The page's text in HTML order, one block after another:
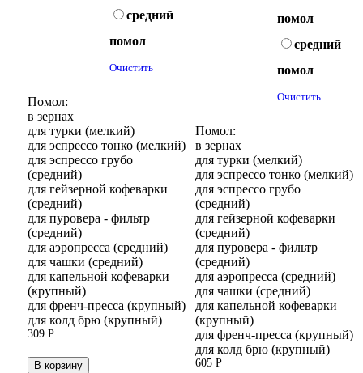
помол
средний
помол
Очистить
Помол:
в зернах
для турки (мелкий)
для эспрессо тонко (мелкий)
для эспрессо грубо
(средний)
для гейзерной кофеварки
(средний)
для пуровера - фильтр
(средний)
для аэропресса (средний)
для чашки (средний)
для капельной кофеварки
(крупный)
для френч-пресса (крупный)
для колд брю (крупный)
605 Р
средний
помол
Очистить
Помол:
в зернах
для турки (мелкий)
для эспрессо тонко (мелкий)
для эспрессо грубо
(средний)
для гейзерной кофеварки
(средний)
для пуровера - фильтр
(средний)
для аэропресса (средний)
для чашки (средний)
для капельной кофеварки
(крупный)
для френч-пресса (крупный)
для колд брю (крупный)
309 Р
В корзину